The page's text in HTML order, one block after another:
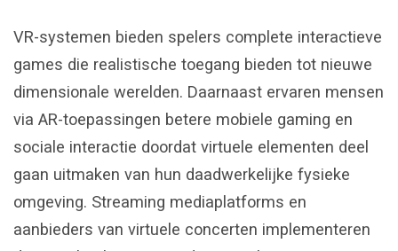
VR-systemen bieden spelers complete interactieve
games die realistische toegang bieden tot nieuwe
dimensionale werelden. Daarnaast ervaren mensen
via AR-toepassingen betere mobiele gaming en
sociale interactie doordat virtuele elementen deel
gaan uitmaken van hun daadwerkelijke fysieke
omgeving. Streaming mediaplatforms en
aanbieders van virtuele concerten implementeren